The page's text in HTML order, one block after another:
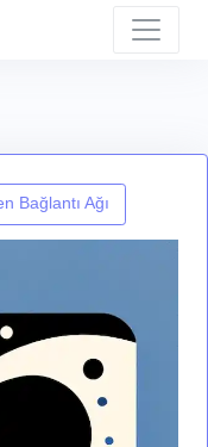
Bağlantı Ağı